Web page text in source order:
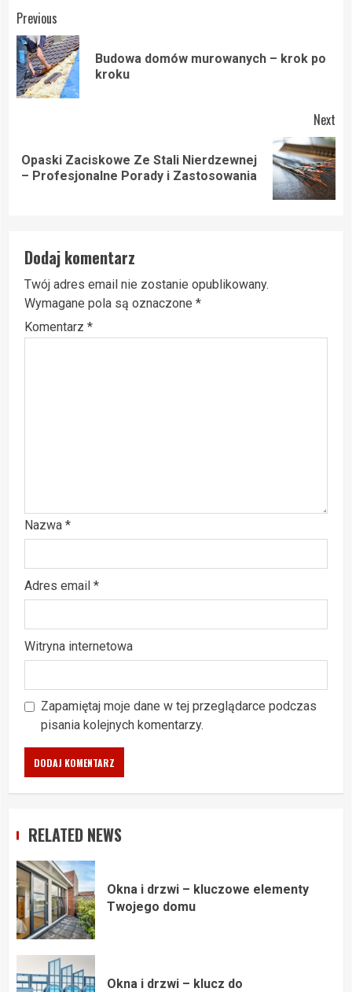
Post
navigation
Previous
Budowa domów murowanych – krok po
kroku
Next
Next
post:
Opaski Zaciskowe Ze Stali Nierdzewnej
– Profesjonalne Porady i Zastosowania
Dodaj komentarz
Twój adres email nie zostanie opublikowany.
Wymagane pola są oznaczone *
Komentarz *
Nazwa *
Adres email *
Witryna internetowa
Zapamiętaj moje dane w tej przeglądarce podczas
pisania kolejnych komentarzy.
RELATED NEWS
Okna i drzwi – kluczowe elementy
Twojego domu
Okna i drzwi – klucz do